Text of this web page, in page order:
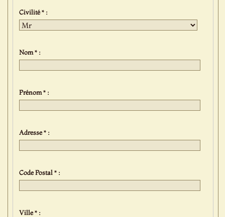
Civilité * :
Nom * :
Prénom * :
Adresse * :
Code Postal * :
Ville * :